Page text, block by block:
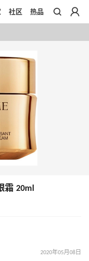
社区 热品
霜 20ml
2020年05月08日